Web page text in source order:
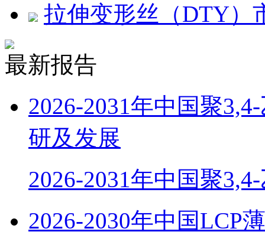
拉伸变形丝（DTY）
最新报告
2026-2031年中国聚
研及发展
2026-2031年中国聚
2026-2030年中国LCP